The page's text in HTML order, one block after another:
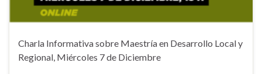
Charla Informativa sobre Maestría en Desarrollo Local y
Regional, Miércoles 7 de Diciembre